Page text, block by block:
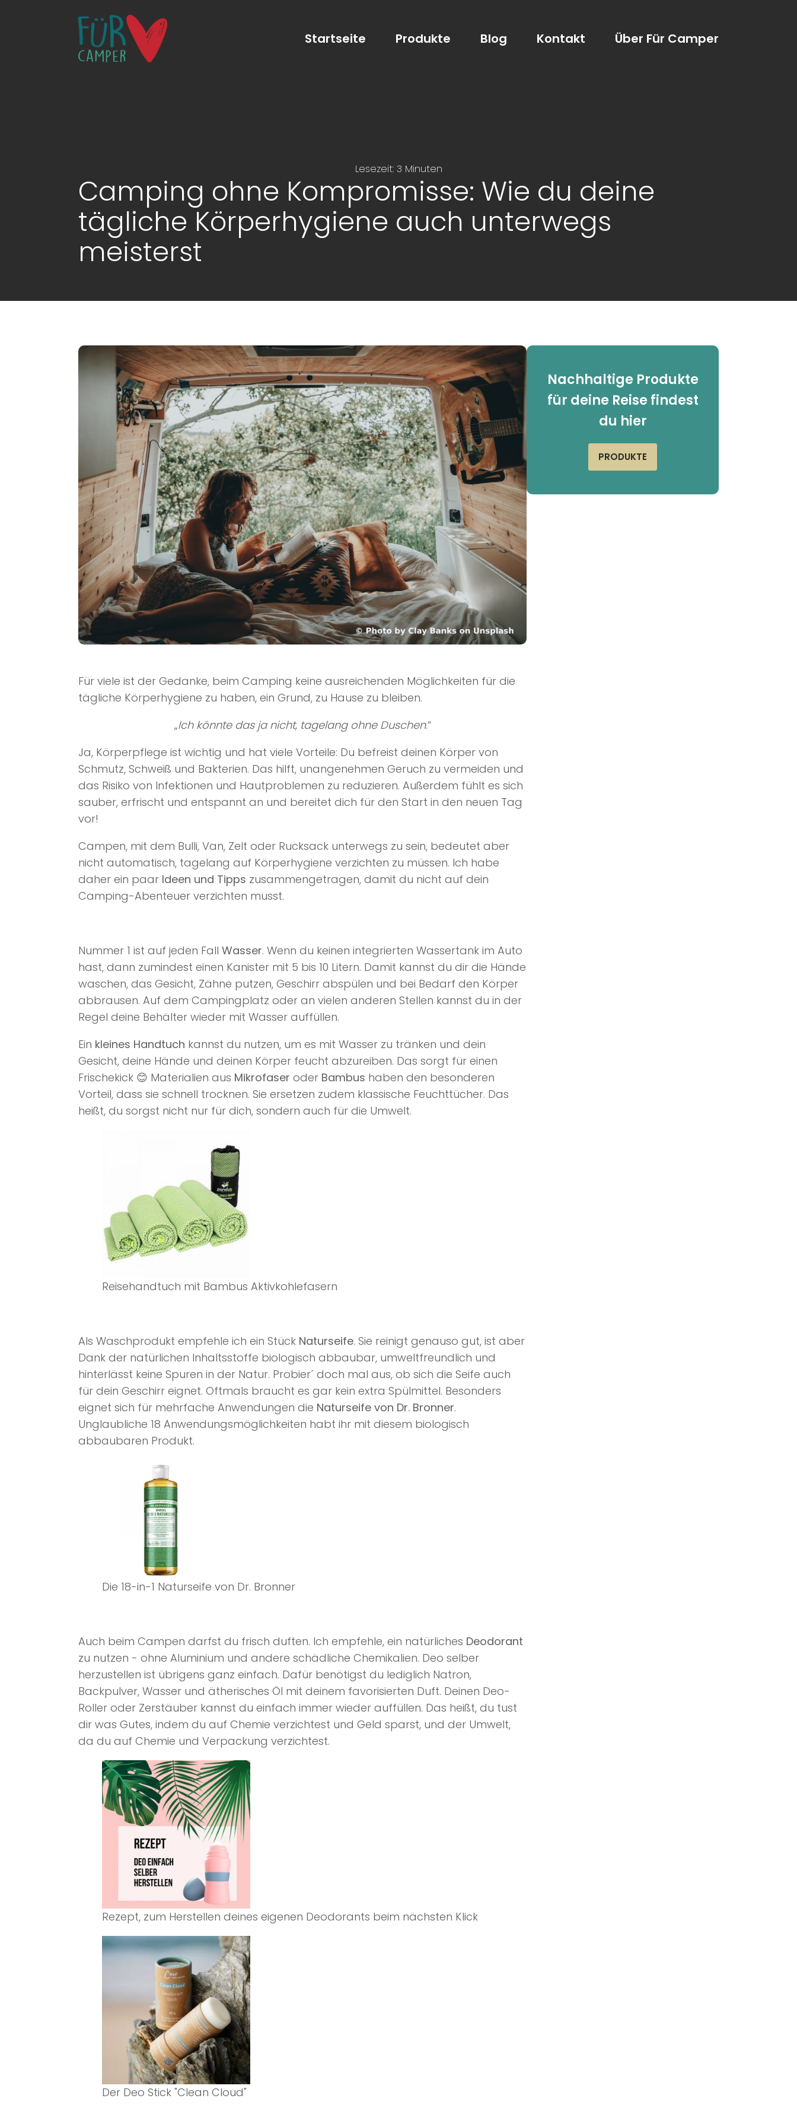
Startseite Produkte Blog Kontakt Über Für Camper
Lesezeit: 3 Minuten
Camping ohne Kompromisse: Wie du deine
tägliche Körperhygiene auch unterwegs
meisterst
Für viele ist der Gedanke, beim Camping keine ausreichenden Möglichkeiten für die
tägliche Körperhygiene zu haben, ein Grund, zu Hause zu bleiben.
„Ich könnte das ja nicht, tagelang ohne Duschen.“
Ja, Körperpflege ist wichtig und hat viele Vorteile: Du befreist deinen Körper von
Schmutz, Schweiß und Bakterien. Das hilft, unangenehmen Geruch zu vermeiden und
das Risiko von Infektionen und Hautproblemen zu reduzieren. Außerdem fühlt es sich
sauber, erfrischt und entspannt an und bereitet dich für den Start in den neuen Tag
vor!
Campen, mit dem Bulli, Van, Zelt oder Rucksack unterwegs zu sein, bedeutet aber
nicht automatisch, tagelang auf Körperhygiene verzichten zu müssen. Ich habe
daher ein paar Ideen und Tipps zusammengetragen, damit du nicht auf dein
Camping-Abenteuer verzichten musst.
Nummer 1 ist auf jeden Fall Wasser. Wenn du keinen integrierten Wassertank im Auto
hast, dann zumindest einen Kanister mit 5 bis 10 Litern. Damit kannst du dir die Hände
waschen, das Gesicht, Zähne putzen, Geschirr abspülen und bei Bedarf den Körper
abbrausen. Auf dem Campingplatz oder an vielen anderen Stellen kannst du in der
Regel deine Behälter wieder mit Wasser auffüllen.
Ein kleines Handtuch kannst du nutzen, um es mit Wasser zu tränken und dein
Gesicht, deine Hände und deinen Körper feucht abzureiben. Das sorgt für einen
Frischekick 😊 Materialien aus Mikrofaser oder Bambus haben den besonderen
Vorteil, dass sie schnell trocknen. Sie ersetzen zudem klassische Feuchttücher. Das
heißt, du sorgst nicht nur für dich, sondern auch für die Umwelt.
Reisehandtuch mit Bambus Aktivkohlefasern
Als Waschprodukt empfehle ich ein Stück Naturseife. Sie reinigt genauso gut, ist aber
Dank der natürlichen Inhaltsstoffe biologisch abbaubar, umweltfreundlich und
hinterlässt keine Spuren in der Natur. Probier´ doch mal aus, ob sich die Seife auch
für dein Geschirr eignet. Oftmals braucht es gar kein extra Spülmittel. Besonders
eignet sich für mehrfache Anwendungen die Naturseife von Dr. Bronner.
Unglaubliche 18 Anwendungsmöglichkeiten habt ihr mit diesem biologisch
abbaubaren Produkt.
Die 18-in-1 Naturseife von Dr. Bronner
Auch beim Campen darfst du frisch duften. Ich empfehle, ein natürliches Deodorant
zu nutzen - ohne Aluminium und andere schädliche Chemikalien. Deo selber
herzustellen ist übrigens ganz einfach. Dafür benötigst du lediglich Natron,
Backpulver, Wasser und ätherisches Öl mit deinem favorisierten Duft. Deinen Deo-
Roller oder Zerstäuber kannst du einfach immer wieder auffüllen. Das heißt, du tust
dir was Gutes, indem du auf Chemie verzichtest und Geld sparst, und der Umwelt,
da du auf Chemie und Verpackung verzichtest.
Rezept, zum Herstellen deines eigenen Deodorants beim nächsten Klick
Der Deo Stick "Clean Cloud"
Nachhaltige Produkte
für deine Reise findest
du hier
PRODUKTE